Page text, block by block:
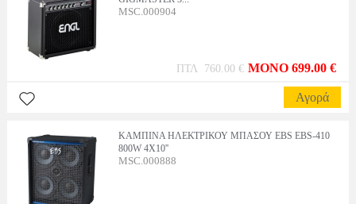
MSC.000904
ΠΤΛ 760.00 € MONO 699.00 €
Αγορά
ΚΑΜΠΙΝΑ ΗΛΕΚΤΡΙΚΟΥ ΜΠΑΣΟΥ EBS EBS-410
800W 4X10''
MSC.000888